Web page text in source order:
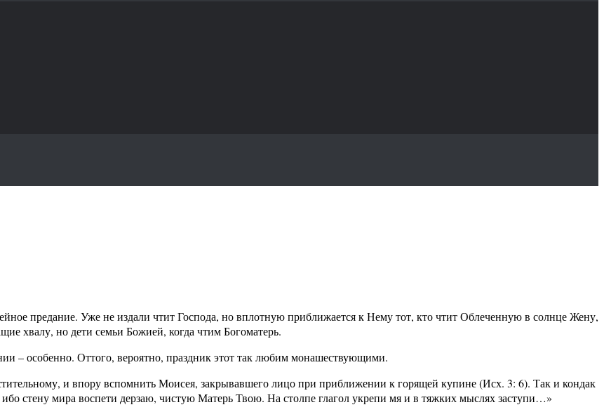
предание. Уже не издали чтит Господа, но вплотную приближается к Нему тот, кто чтит Облеченную в солнце Жену,
хвалу, но дети семьи Божией, когда чтим Богоматерь.
– особенно. Оттого, вероятно, праздник этот так любим монашествующими.
и впору вспомнить Моисея, закрывавшего лицо при приближении к горящей купине (Исх. 3: 6). Так и кондак
стену мира воспети дерзаю, чистую Матерь Твою. На столпе глагол укрепи мя и в тяжких мыслях заступи…»